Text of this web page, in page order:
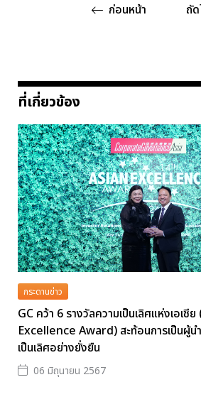
ก่อนหน้า ถั
ที่เกี่ยวข้อง
กระดานข่าว
GC คว้า 6 รางวัลความเป็นเลิศแห่งเอเชี
Excellence Award) สะท้อนการเป็นผู้น
เป็นเลิศอย่างยั่งยืน
06 มิถุนายน 2567